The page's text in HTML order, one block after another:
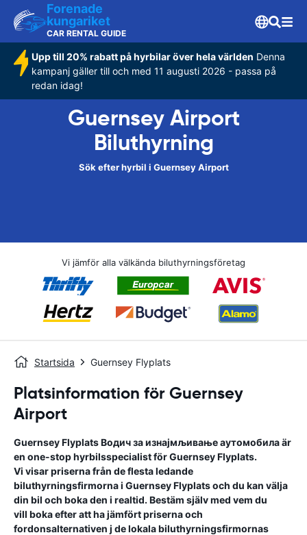
Forenade
kungariket
CAR RENTAL GUIDE
Upp till 20% rabatt på hyrbilar över hela världen Denna
kampanj gäller till och med 11 augusti 2026 - passa på
redan idag!
Guernsey Airport
Biluthyrning
Sök efter hyrbil i Guernsey Airport
Vi jämför alla välkända biluthyrningsföretag
Startsida Guernsey Flyplats
Platsinformation för Guernsey
Airport
Guernsey FlyplatsВодич за изнајмљивање аутомобилаär
en one-stop hyrbilsspecialist förGuernsey Flyplats.
Vi visar priserna från de flesta ledande
biluthyrningsfirmorna i Guernsey Flyplatsoch du kan välja
din bil och boka den i realtid. Bestäm själv med vem du
vill boka efter att ha jämfört priserna och
fordonsalternativen j de lokala biluthyrningsfirmornas